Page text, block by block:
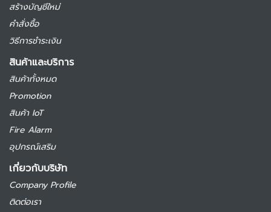
สร้างบัญชีใหม่
คำสั่งซื้อ
วิธีการชำระเงิน
สินค้าและบริการ
สินค้าทั้งหมด
Promotion
สินค้า IoT
Fire Alarm
อุปกรณ์เสริม
เกี่ยวกับบริษัท
Company Profile
ติดต่อเรา